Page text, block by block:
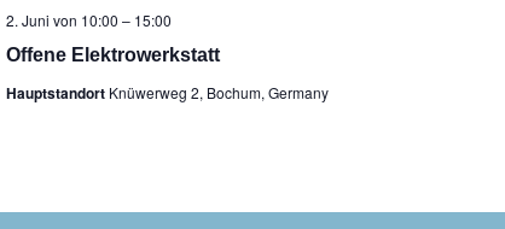
Offene Elektrowerkstatt
2. Juni von 10:00 – 15:00
Hauptstandort Knüwerweg 2, Bochum, Germany